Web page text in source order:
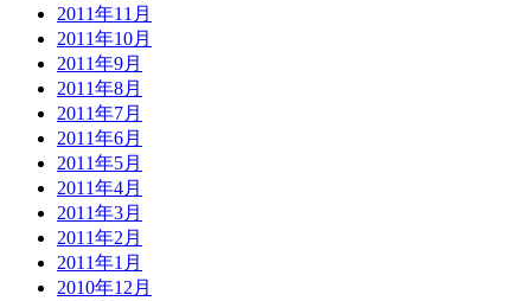
2011年11月
2011年10月
2011年9月
2011年8月
2011年7月
2011年6月
2011年5月
2011年4月
2011年3月
2011年2月
2011年1月
2010年12月